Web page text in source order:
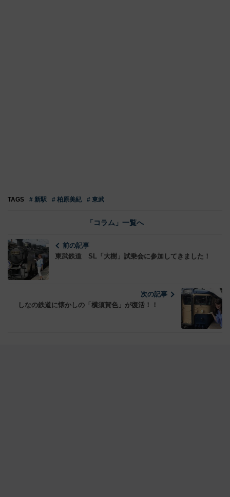
TAGS # 新駅 # 柏原美紀 # 東武
「コラム」一覧へ
前の記事
東武鉄道 SL「大樹」試乗会に参加してきました！
次の記事
しなの鉄道に懐かしの「横須賀色」が復活！！